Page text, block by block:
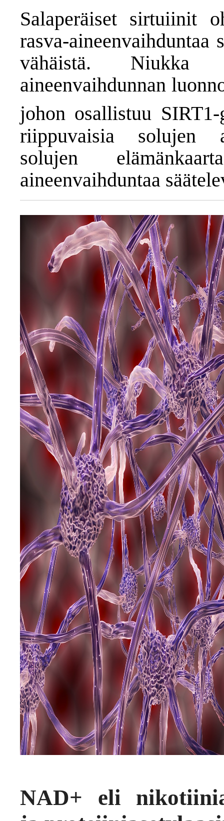
Salaperäiset sirtuiinit
rasva-
vähäistä. Niukka
aineenvaihdunnan
johon osallistuu
riippuvaisia solujen
solujen
aineenvaihduntaa
NAD+ eli